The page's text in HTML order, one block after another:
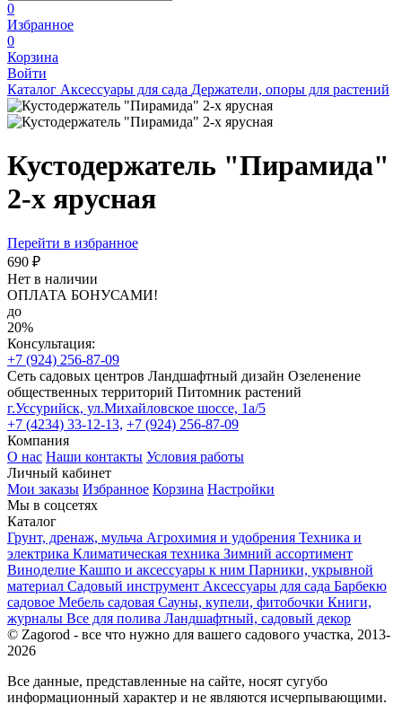
0
Избранное
0
Корзина
Войти
Каталог Аксессуары для сада Держатели, опоры для растений
Кустодержатель "Пирамида"
2-х ярусная
Перейти в избранное
690 ₽
Нет в наличии
ОПЛАТА БОНУСАМИ!
до
20%
Консультация:
+7 (924) 256-87-09
Сеть садовых центров Ландшафтный дизайн Озеленение
общественных территорий Питомник растений
г.Уссурийск, ул.Михайловское шоссе, 1а/5
+7 (4234) 33-12-13, +7 (924) 256-87-09
Компания
О нас Наши контакты Условия работы
Личный кабинет
Мои заказы Избранное Корзина Настройки
Мы в соцсетях
Каталог
Грунт, дренаж, мульча Агрохимия и удобрения Техника и
электрика Климатическая техника Зимний ассортимент
Виноделие Кашпо и аксессуары к ним Парники, укрывной
материал Садовый инструмент Аксессуары для сада Барбекю
садовое Мебель садовая Сауны, купели, фитобочки Книги,
журналы Все для полива Ландшафтный, садовый декор
© Zagorod - все что нужно для вашего садового участка, 2013-
2026
Все данные, представленные на сайте, носят сугубо
информационный характер и не являются исчерпывающими.